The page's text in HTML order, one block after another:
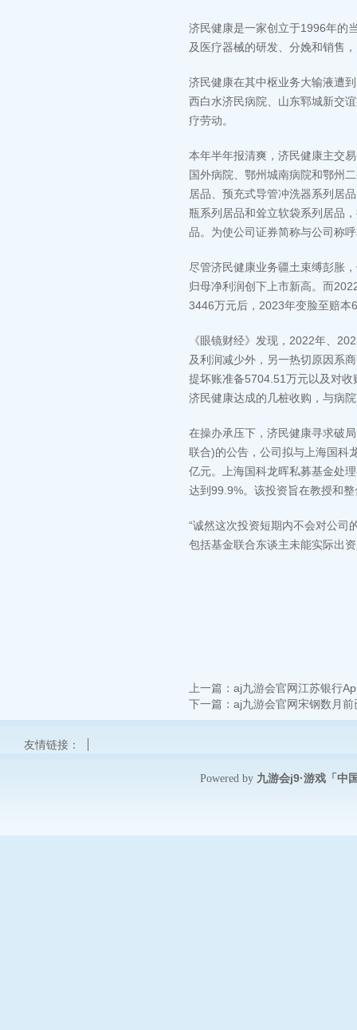
济民健康是一家创立于1996年的
及医疗器械的研发、分娩和销售
济民健康在其中枢业务大输液遭
西白水济民病院、山东郓城新交
疗劳动。
本年半年报清爽，济民健康主交
国外病院、鄂州城南病院和鄂州
居品、预充式导管冲洗器系列居
瓶系列居品和耸立软袋系列居品
品。为使公司证券简称与公司称
尽管济民健康业务疆土束缚彭胀
归母净利润创下上市新高。而
3446万元后，2023年变脸至赔本
《眼镜财经》发现，2022年、
及利润减少外，另一热切原因系
提坏账准备5704.51万元以及对
济民健康达成的几桩收购，与病
在操办承压下，济民健康寻求破
联合)的公告，公司拟与上海国科
亿元。上海国科龙晖私募基金处
达到99.9%。该投资旨在教授和
“诚然这次投资短期内不会对公司
包括基金联合东谈主未能实际出
上一篇： aj九游会官网江苏银行
下一篇： aj九游会官网宋钢数月
友情链接：
Powered by 九游会j9·游戏「中